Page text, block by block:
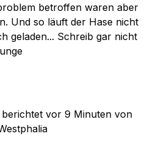
betroffen waren aber
Und so läuft der Hase nicht
geladen... Schreib gar nicht
berichtet vor 9 Minuten von